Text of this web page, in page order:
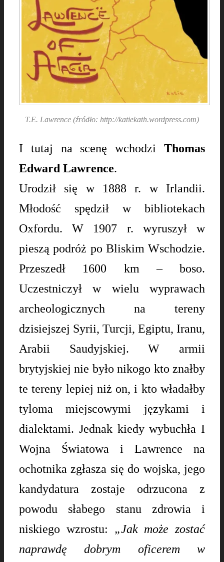
T.E. Lawrence (źródło: http://katiekath.wordpress.com)
I tutaj na scenę wchodzi Thomas
Edward Lawrence.
Urodził się w 1888 r. w Irlandii.
Młodość spędził w bibliotekach
Oxfordu. W 1907 r. wyruszył w
pieszą podróż po Bliskim Wschodzie.
Przeszedł 1600 km – boso.
Uczestniczył w wielu wyprawach
archeologicznych na tereny
dzisiejszej Syrii, Turcji, Egiptu, Iranu,
Arabii Saudyjskiej. W armii
brytyjskiej nie było nikogo kto znałby
te tereny lepiej niż on, i kto władałby
tyloma miejscowymi językami i
dialektami. Jednak kiedy wybuchła I
Wojna Światowa i Lawrence na
ochotnika zgłasza się do wojska, jego
kandydatura zostaje odrzucona z
powodu słabego stanu zdrowia i
niskiego wzrostu: „Jak może zostać
naprawdę dobrym oficerem w